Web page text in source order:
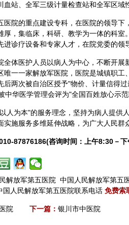
血站、全军三级计量检查站和全军区域
医院的重点建设专科，在医院的领导
厚，集临床，科研、教学为一体的科
进诊疗设备和专家人才，在院党委的领
全体医护人员以病人为中心，不断开
唯一一家解放军医院，医院是城镇职
后两次被自治区授予"物价、计量信得
中华医学管理会评为"全国百姓放心示范
人为本"的服务理念，坚持为病人提供
实施服务多维延伸战略，为广大人民群
87876186(咨询时间：上午8:30－
解放军第五医院 中国人民解放军第五
国人民解放军第五医院联系电话 免费索
院 下一篇： 银川市中医院